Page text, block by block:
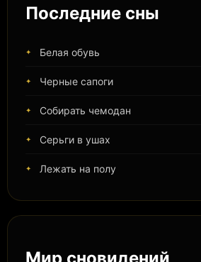
Последние сны
Белая обувь
Черные сапоги
Собирать чемодан
Серьги в ушах
Лежать на полу
Мир сновидений